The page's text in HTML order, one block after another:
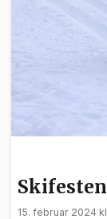
15. februar 2024